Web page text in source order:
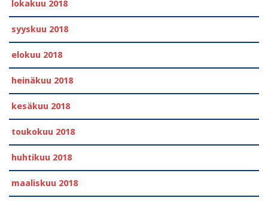
lokakuu 2018
syyskuu 2018
elokuu 2018
heinäkuu 2018
kesäkuu 2018
toukokuu 2018
huhtikuu 2018
maaliskuu 2018